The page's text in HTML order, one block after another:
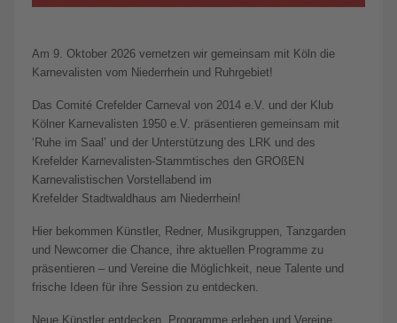
Am 9. Oktober 2026 vernetzen wir gemeinsam mit Köln die
Karnevalisten vom Niederrhein und Ruhrgebiet!
Das Comité Crefelder Carneval von 2014 e.V. und der Klub
Kölner Karnevalisten 1950 e.V. präsentieren gemeinsam mit
‘Ruhe im Saal’ und der Unterstützung des LRK und des
Krefelder Karnevalisten-Stammtisches den GROßEN
Karnevalistischen Vorstellabend im
Krefelder Stadtwaldhaus am Niederrhein!
Hier bekommen Künstler, Redner, Musikgruppen, Tanzgarden
und Newcomer die Chance, ihre aktuellen Programme zu
präsentieren – und Vereine die Möglichkeit, neue Talente und
frische Ideen für ihre Session zu entdecken.
Neue Künstler entdecken, Programme erleben und Vereine